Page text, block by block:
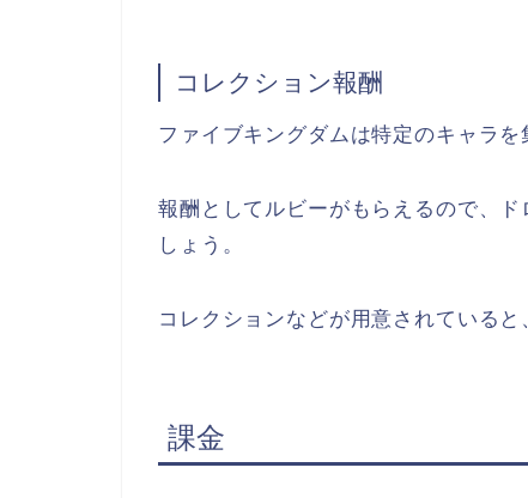
コレクション報酬
ファイブキングダムは特定のキャラ
報酬としてルビーがもらえるので、
しょう。
コレクションなどが用意されている
課金